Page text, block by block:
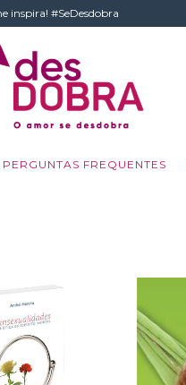
inspira! #SeDesdobra
PERGUNTAS FREQUENTES